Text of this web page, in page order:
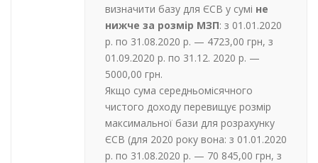
визначити базу для ЄСВ у сумі не
нижче за розмір МЗП: з 01.01.2020
р. по 31.08.2020 р. — 4723,00 грн, з
01.09.2020 р. по 31.12. 2020 р. —
5000,00 грн.
Якщо сума середньомісячного
чистого доходу перевищує розмір
максимальної бази для розрахунку
ЄСВ (для 2020 року вона: з 01.01.2020
р. по 31.08.2020 р. — 70 845,00 грн, з